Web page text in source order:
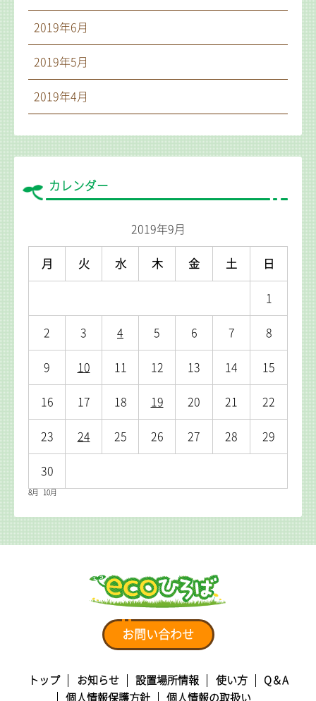
2019年6月
2019年5月
2019年4月
カレンダー
2019年9月
月 火 水 木 金 土 日
1
2 3 4 5 6 7 8
9 10 11 12 13 14 15
16 17 18 19 20 21 22
23 24 25 26 27 28 29
30
8月 10月
お問い合わせ
トップ お知らせ 設置場所情報 使い方
Q＆A
個人情報保護方針
個人情報の取扱い